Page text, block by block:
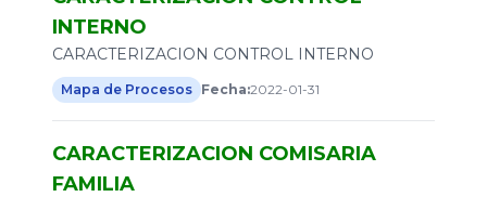
INTERNO
CARACTERIZACION CONTROL INTERNO
Mapa de Procesos Fecha:2022-01-31
CARACTERIZACION COMISARIA
FAMILIA